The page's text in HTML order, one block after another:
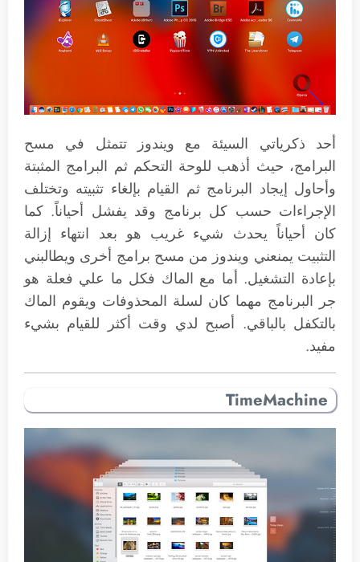
أحد ذكرياتي السيئة مع ويندوز تتمثل في مسح
البرامج، حيث أذهب للوحة التحكم ثم البرامج المثبتة
وأحاول إيجاد البرنامج ثم القيام بإلغاء تثبيته وتختلف
الإجراءات حسب كل برنامج وقد يفشل أحياناً. كما
كان أحياناً يحدث شيء غريب هو بعد انتهاء إزالة
التثبيت يمنعني ويندوز من مسح برامج أخرى ويطالبني
بإعادة التشغيل. أما مع الماك فكل ما علي فعلة هو
جر البرنامج مهما كان لسلة المحذوفات ويقوم الماك
بالتكفل بالباقي. أصبح لدي وقت أكثر للقيام بشيء
مفيد.
TimeMachine